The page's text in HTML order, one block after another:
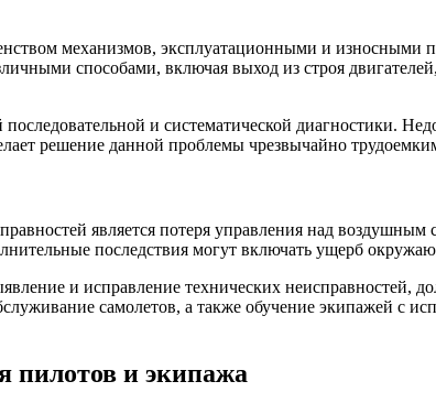
механизмов, эксплуатационными и износными
способами, включая выход из строя
и систематической диагностики.
решение данной проблемы чрезвычайно
является потеря управления над
последствия могут включать ущерб
и исправление технических неисправностей,
самолетов, а также обучение экипажей с
пилотов и экипажа